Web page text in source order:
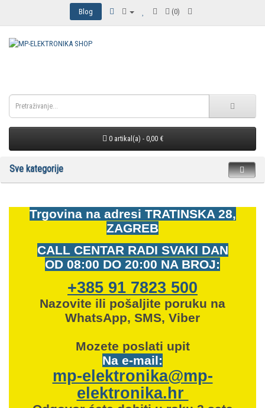
Blog (0)
0 artikal(a) - 0,00 €
Sve kategorije
Trgovina na adresi TRATINSKA 28,
ZAGREB
CALL CENTAR RADI SVAKI DAN
OD 08:00 DO 20:00 NA BROJ:
+385 91 7823 500
Nazovite ili pošaljite poruku na
WhatsApp, SMS, Viber
Mozete poslati upit
Na e-mail:
mp-elektronika@mp-
elektronika.hr